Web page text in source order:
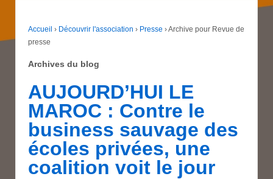
Accueil › Découvrir l'association › Presse ›Archive pour Revue de
presse
Archives du blog
AUJOURD’HUI LE
MAROC : Contre le
business sauvage des
écoles privées, une
coalition voit le jour